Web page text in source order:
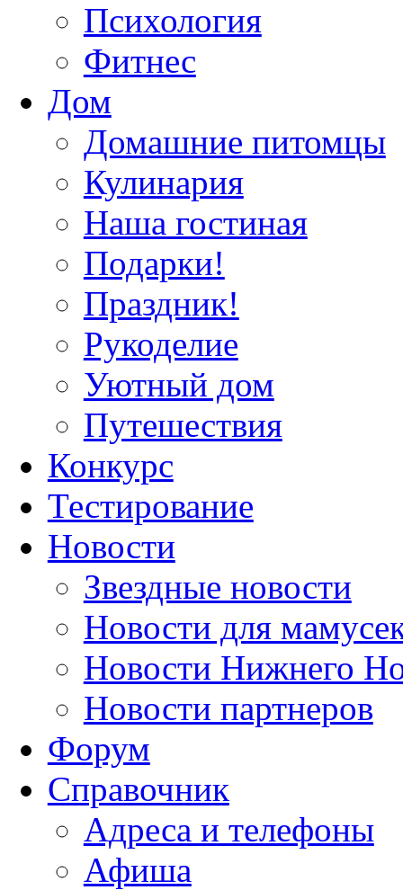
Психология
Фитнес
Дом
Домашние питомцы
Кулинария
Наша гостиная
Подарки!
Праздник!
Рукоделие
Уютный дом
Путешествия
Конкурс
Тестирование
Новости
Звездные новости
Новости для
Новости Нижнего
Новости партнеров
Форум
Справочник
Адреса и телефоны
Афиша